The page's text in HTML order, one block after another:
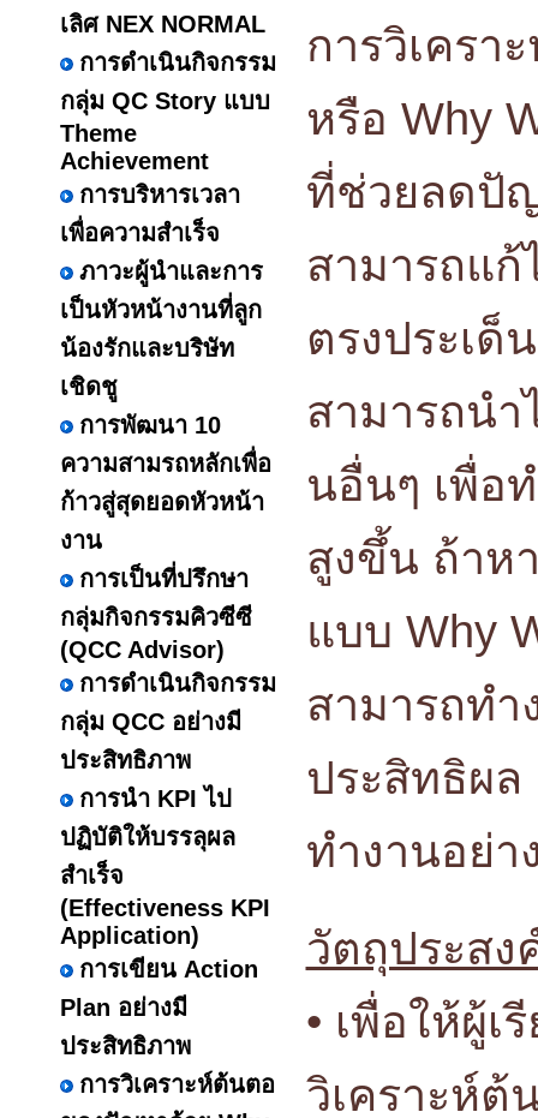
เลิศ NEX NORMAL
การดำเนินกิจกรรม
กลุ่ม QC Story แบบ
Theme
Achievement
การบริหารเวลา
เพื่อความสำเร็จ
ภาวะผู้นำและการ
เป็นหัวหน้างานที่ลูก
น้องรักและบริษัท
เชิดชู
การพัฒนา 10
ความสามรถหลักเพื่อ
ก้าวสู่สุดยอดหัวหน้า
งาน
การเป็นที่ปรึกษา
กลุ่มกิจกรรมคิวซีซี
(QCC Advisor)
การดำเนินกิจกรรม
กลุ่ม QCC อย่างมี
ประสิทธิภาพ
การนำ KPI ไป
ปฏิบัติให้บรรลุผล
สำเร็จ
(Effectiveness KPI
Application)
การเขียน Action
Plan อย่างมี
ประสิทธิภาพ
การวิเคราะห์ต้นตอ
การวิเครา
หรือ Why
ที่ช่วยลดปั
สามารถแก้
ตรงประเด็
สามารถนำ
นอื่นๆ เพื่อ
สูงขึ้น ถ้าห
แบบ Why
สามารถทำ
ประสิทธิผล
ทำงานอย่า
วัตถุประสง
• เพื่อให้ผู้
วิเคราะห์